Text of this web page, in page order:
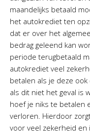
maandelijks betaald
het autokrediet ten
dat er over het
bedrag geleend kan
periode terugbetaald
autokrediet veel
betalen als je deze
als dit niet het geval is
hoef je niks te betalen
verloren. Hierdoor
voor veel zekerheid en